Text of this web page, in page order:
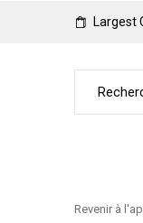
Largest
Revenir à